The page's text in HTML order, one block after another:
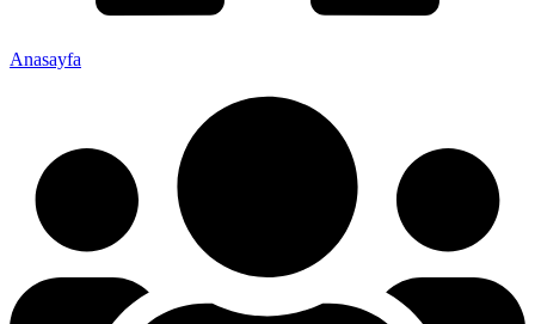
Anasayfa